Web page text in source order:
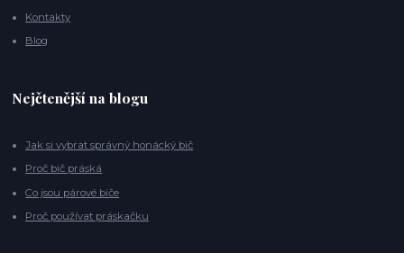
Kontakty
Blog
Nejčtenější na blogu
Jak si vybrat správný honácký bič
Proč bič práská
Co jsou párové biče
Proč používat práskačku